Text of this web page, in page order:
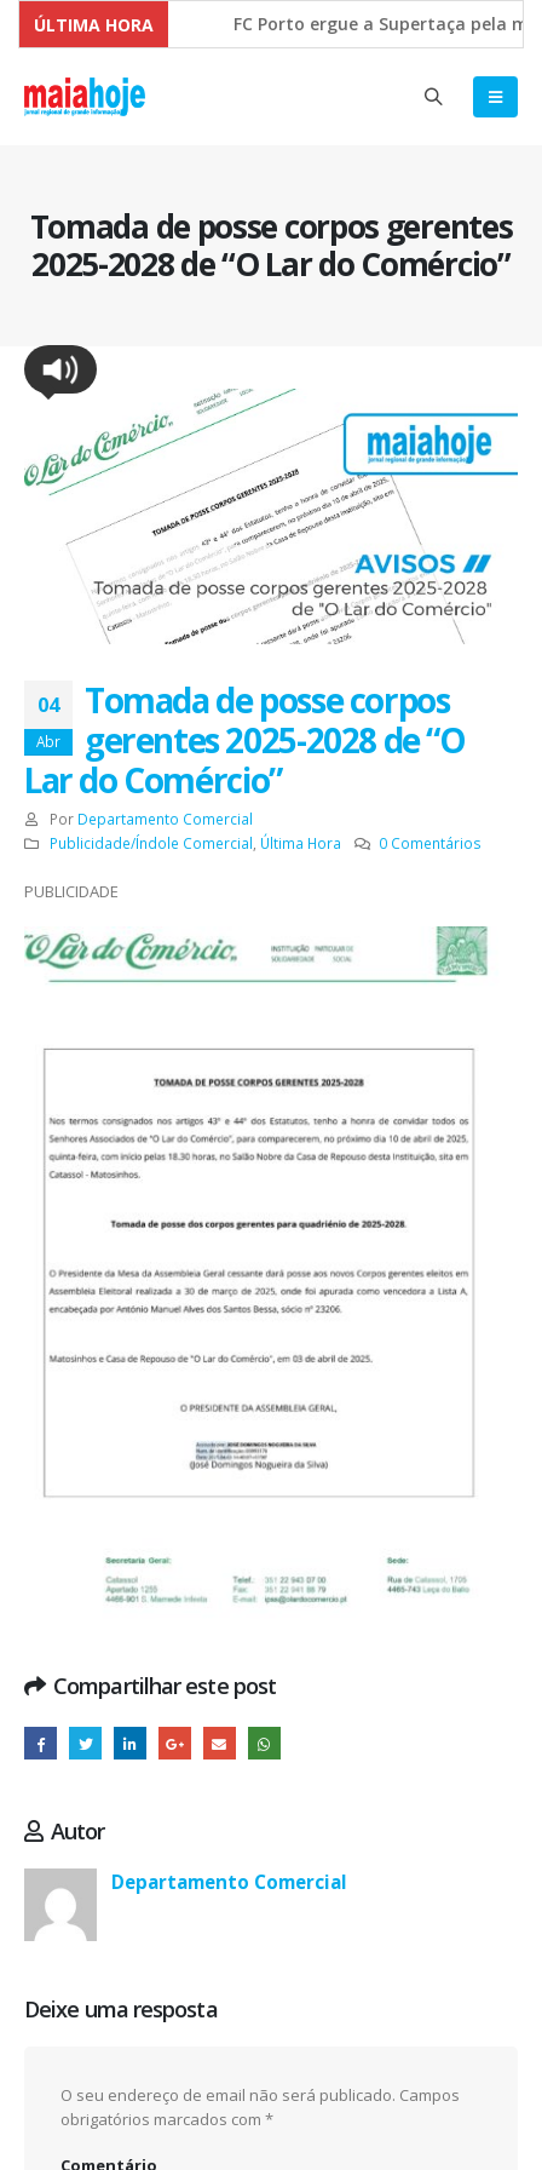
ÚLTIMA HORA FC Porto ergue a Supertaça pela
Comissão Europeia quer ouvir as
Tomada de posse corpos gerentes
2025-2028 de “O Lar do Comércio”
04
Abr
Tomada de posse corpos
gerentes 2025-2028 de “O
Lar do Comércio”
Por Departamento Comercial
Publicidade/Índole Comercial, Última Hora 0 Comentários
PUBLICIDADE
Compartilhar este post
Autor
Departamento Comercial
Deixe uma resposta
O seu endereço de email não será publicado. Campos
obrigatórios marcados com *